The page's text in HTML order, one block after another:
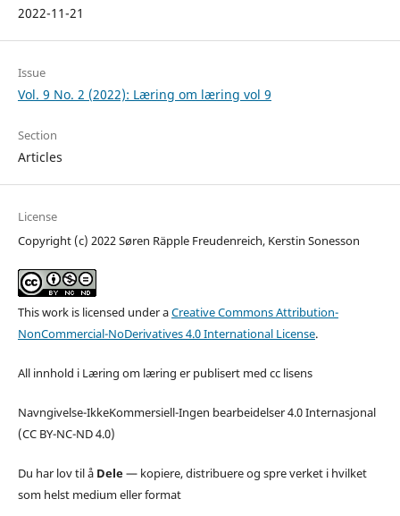
2022-11-21
Issue
Vol. 9 No. 2 (2022): Læring om læring vol 9
Section
Articles
License
Copyright (c) 2022 Søren Räpple Freudenreich, Kerstin Sonesson
This work is licensed under aCreative Commons Attribution-
NonCommercial-NoDerivatives 4.0 International License.
All innhold i Læring om læring er publisert med cc lisens
Navngivelse-IkkeKommersiell-Ingen bearbeidelser 4.0 Internasjonal
(CC BY-NC-ND 4.0)
Du har lov til å Dele— kopiere, distribuere og spre verket i hvilket
som helst medium eller format